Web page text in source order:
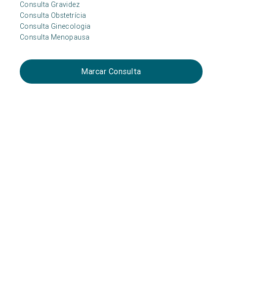
Consulta Gravidez
Consulta Obstetrícia
Consulta Ginecologia
Consulta Menopausa
Marcar Consulta